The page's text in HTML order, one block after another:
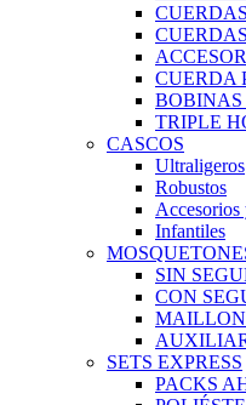
CUERDA
BOBINAS
TRIPLE
CASCOS
Ultraligeros
Robustos
Accesorios
Infantiles
SIN
CON
SETS EXPRESS
PACKS